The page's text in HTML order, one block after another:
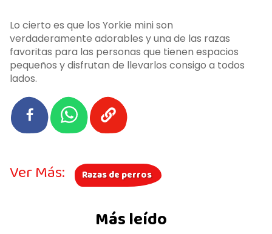
Lo cierto es que los Yorkie mini son
verdaderamente adorables y una de las razas
favoritas para las personas que tienen espacios
pequeños y disfrutan de llevarlos consigo a todos
lados.
Más leído
Ver Más: Razas de perros